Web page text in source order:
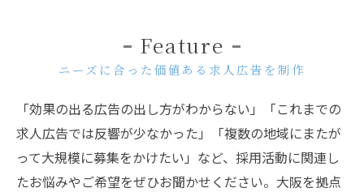
ニーズに合った価値ある求人広告を制作
Feature
「効果の出る広告の出し方がわからない」「これまでの
求人広告では反響が少なかった」「複数の地域にまたが
って大規模に募集をかけたい」など、採用活動に関連し
たお悩みやご希望をぜひお聞かせください。大阪を拠点